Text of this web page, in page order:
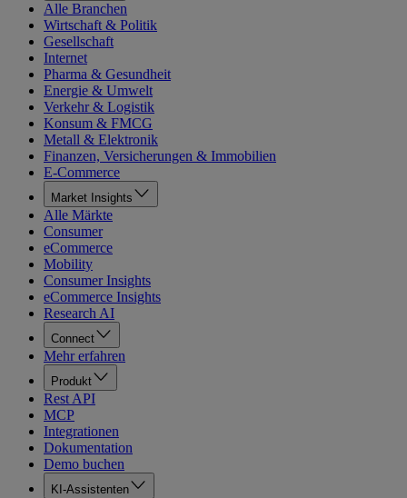
Alle Branchen
Wirtschaft & Politik
Gesellschaft
Internet
Pharma & Gesundheit
Energie & Umwelt
Verkehr & Logistik
Konsum & FMCG
Metall & Elektronik
Finanzen, Versicherungen & Immobilien
E-Commerce
Market Insights
Alle Märkte
Consumer
eCommerce
Mobility
Consumer Insights
eCommerce Insights
Research AI
Connect
Mehr erfahren
Produkt
Rest API
MCP
Integrationen
Dokumentation
Demo buchen
KI-Assistenten